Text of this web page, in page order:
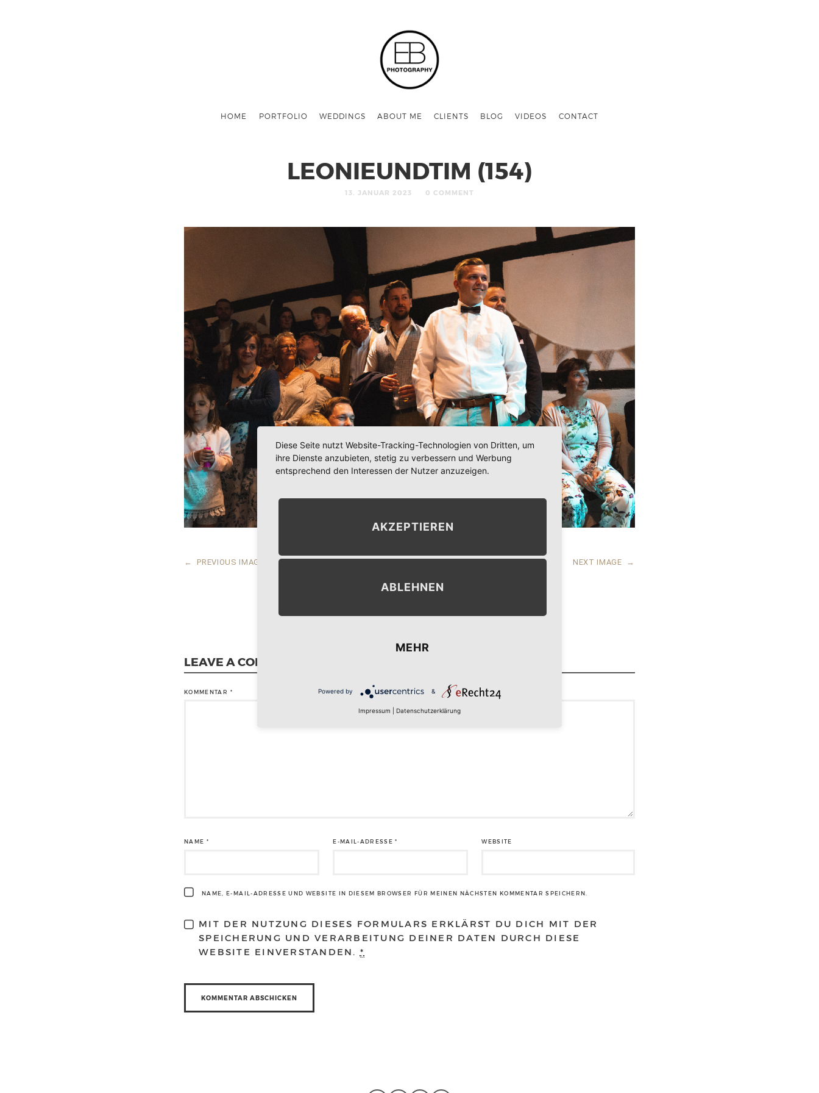
HOME PORTFOLIO WEDDINGS ABOUT ME CLIENTS BLOG VIDEOS CONTACT
LEONIEUNDTIM (154)
13. JANUAR 2023 0 COMMENT
← PREVIOUS IMAGE NEXT IMAGE →
LEAVE A COMMENT
KOMMENTAR *
NAME * E-MAIL-ADRESSE* WEBSITE
NAME, E-MAIL-ADRESSE UND WEBSITE IN DIESEM BROWSER FÜR MEINEN NÄCHSTEN KOMMENTAR SPEICHERN.
MIT DER NUTZUNG DIESES FORMULARS ERKLÄRST DU DICH MIT DER
SPEICHERUNG UND VERARBEITUNG DEINER DATEN DURCH DIESE
WEBSITE EINVERSTANDEN. *
Diese Seite nutzt Website-Tracking-Technologien von Dritten, um
ihre Dienste anzubieten, stetig zu verbessern und Werbung
entsprechend den Interessen der Nutzer anzuzeigen.
AKZEPTIEREN
ABLEHNEN
MEHR
Powered by &
Impressum Datenschutzerklärung